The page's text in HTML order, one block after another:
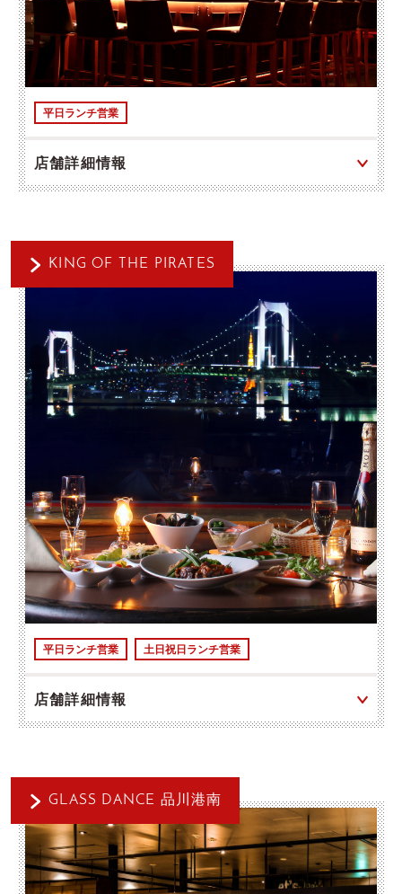
平日ランチ営業
店舗詳細情報
KING OF THE PIRATES
平日ランチ営業 土日祝日ランチ営業
店舗詳細情報
GLASS DANCE 品川港南